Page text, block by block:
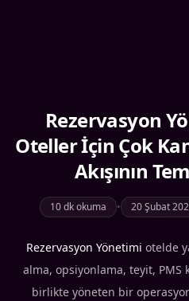
Rezervasyon
Oteller İçin Çok
Akışının
10 dk okuma • 20 Şubat
Rezervasyon Yönetimi otelde
alma, opsiyonlama, teyit, PMS
birlikte yöneten bir